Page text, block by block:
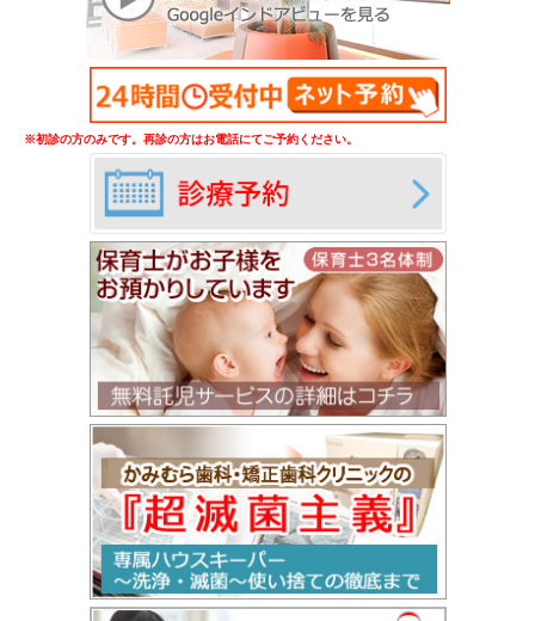
※初診の方のみです。再診の方はお電話にてご予約ください。